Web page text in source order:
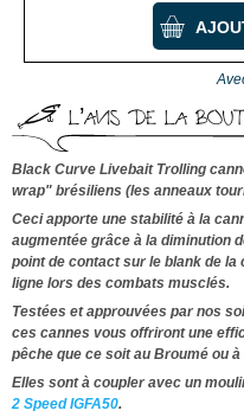
L’AVIS DE LA
Black Curve Livebait Trolling
wrap" brésiliens (les anneaux
Ceci apporte une stabilité à la
augmentée grâce à la diminution
point de contact sur le blank de
ligne lors des combats musclés.
Testées et approuvées par nos
ces cannes vous offriront une
pêche que ce soit au Broumé ou à
Elles sont à coupler avec un
2 Speed IGFA50.